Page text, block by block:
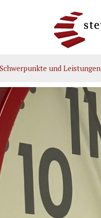
Schwerpunkte und Leistungen